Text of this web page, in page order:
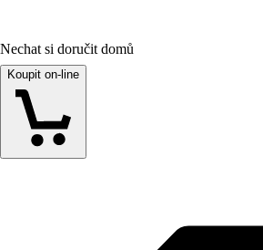
Nechat si doručit domů
Koupit on-line